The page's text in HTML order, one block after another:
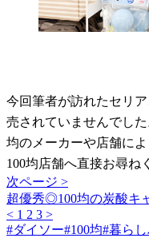
今回筆者が訪れたセリ
売されていませんでし
均のメーカーや店舗に
100均店舗へ直接お尋ね
次ページ >
超優秀◎100均の炭酸キ
< 1 2 3 >
#ダイソー#100均#暮ら